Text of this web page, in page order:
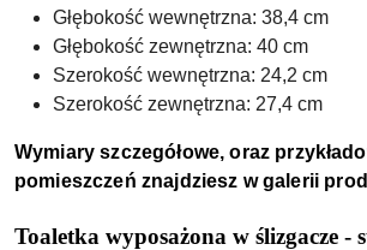
Głębokość wewnętrzna: 38,4 cm
Głębokość zewnętrzna: 40 cm
Szerokość wewnętrzna: 24,2 cm
Szerokość zewnętrzna: 27,4 cm
Wymiary szczegółowe,oraz
pomieszczeń znajdziesz w galerii
Toaletka wyposażona w ślizgacze -